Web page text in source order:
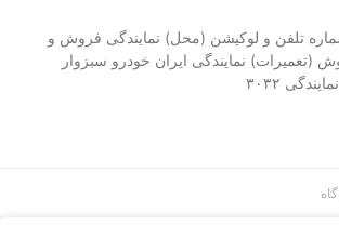
تلفن و لوکیشن (محل) نمایندگی فروش و
نمایندگی ایران خودرو سبزوار